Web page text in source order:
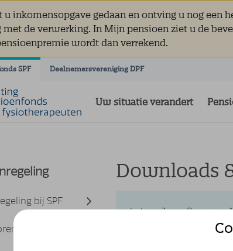
u inkomensopgave gedaan en ontving u nog een
met de verwerking. In Mijn pensioen ziet u de
wordt dan verrekend.
SPF Deelnemersvereniging DPF
Uw situatie verandert
bij SPF
Downloads
In laag 3 van
pensioenreglement.